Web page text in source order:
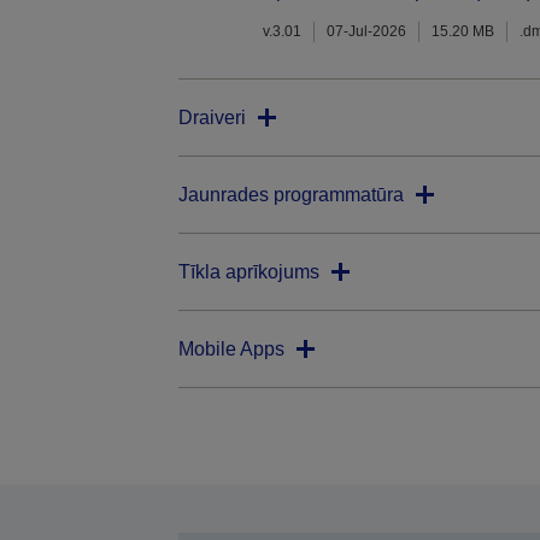
v.3.01 07-Jul-2026 15.20 MB
Draiveri
Jaunrades programmatūra
Tīkla aprīkojums
Mobile Apps